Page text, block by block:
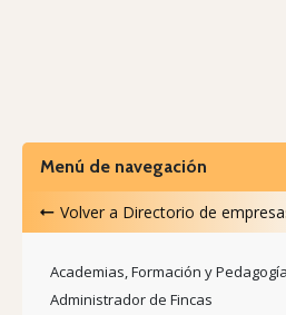
Menú de navegación
Volver a Directorio de
Academias, Formación y Pedagogía
Administrador de Fincas